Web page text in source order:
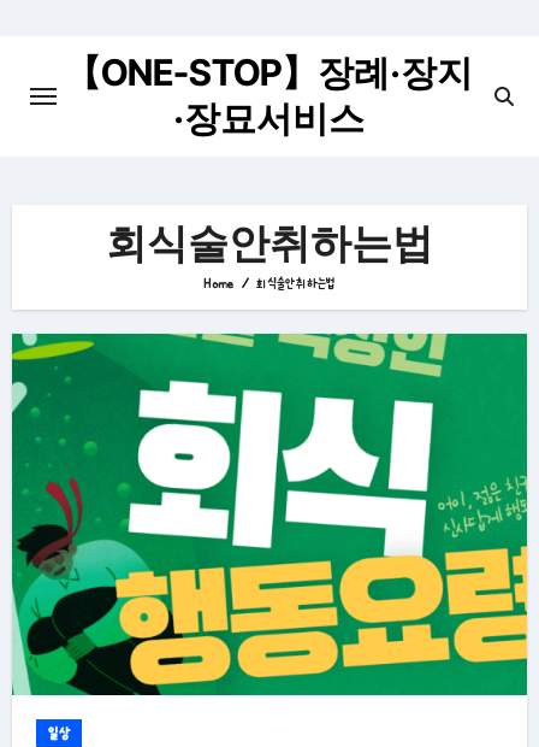
【ONE-STOP】장례·장지
·장묘서비스
회식술안취하는법
Home 회식술안취하는법
일상